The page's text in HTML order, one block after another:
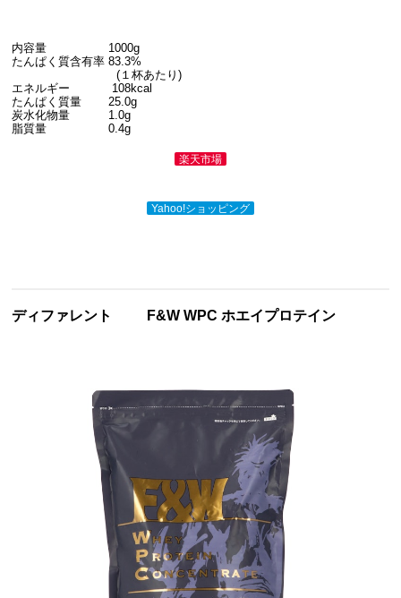
内容量 1000g
たんぱく質含有率 83.3%
(１杯あたり)
エネルギー 108kcal
たんぱく質量 25.0g
炭水化物量 1.0g
脂質量 0.4g
楽天市場
Yahoo!ショッピング
ディファレント F&W WPC ホエイプロテイン